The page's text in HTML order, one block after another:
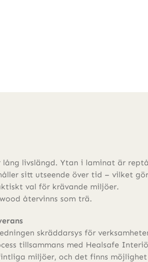
lång livslängd. Ytan i laminat är
sitt utseende över tid – vilket
val för krävande miljöer.
återvinns som trä.
skräddarsys för
tillsammans med Healsafe
miljöer, och det finns